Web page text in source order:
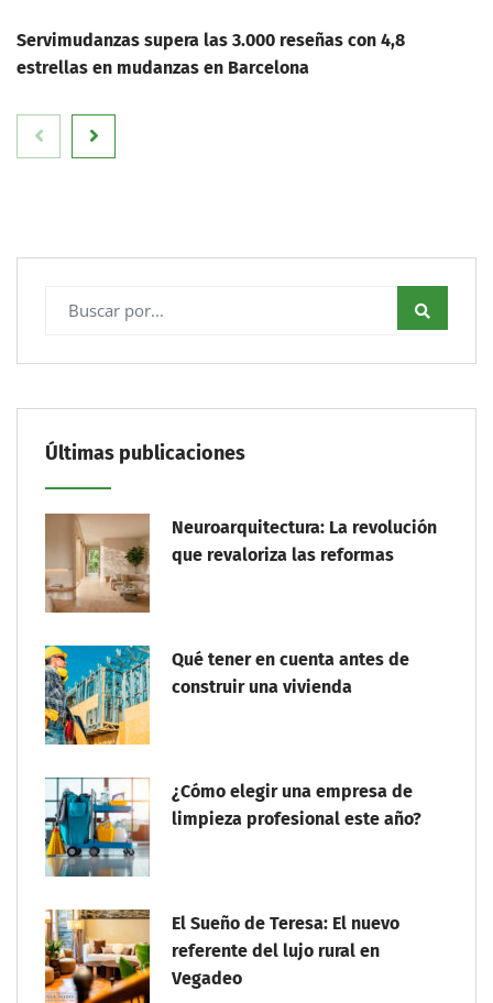
Servimudanzas supera las 3.000 reseñas con 4,8
estrellas en mudanzas en Barcelona
Últimas publicaciones
Neuroarquitectura: La revolución
que revaloriza las reformas
Qué tener en cuenta antes de
construir una vivienda
¿Cómo elegir una empresa de
limpieza profesional este año?
El Sueño de Teresa: El nuevo
referente del lujo rural en
Vegadeo